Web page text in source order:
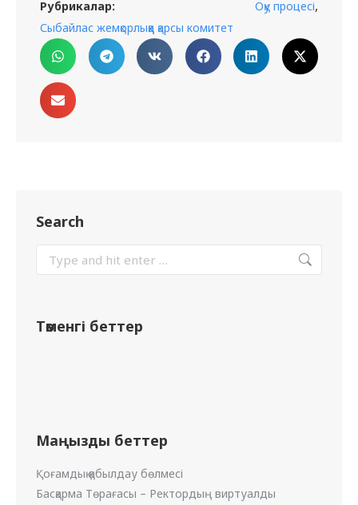
Рубрикалар: Оқу процесі,
Сыбайлас жемқорлыққа қарсы комитет
Search
Төменгі беттер
Маңызды беттер
Қоғамдық қабылдау бөлмесі
Басқарма Төрағасы – Ректордың виртуалды